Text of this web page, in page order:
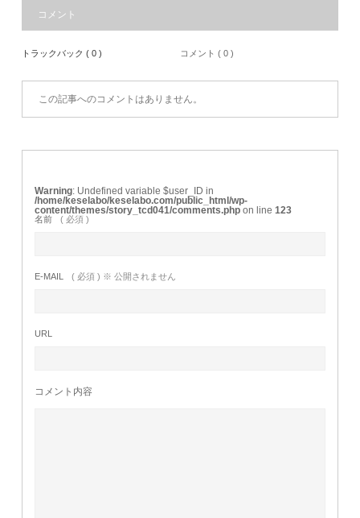
コメント
トラックバック ( 0 ) コメント ( 0 )
この記事へのコメントはありません。
Warning : Undefined variable $user_ID in
/home/keselabo/keselabo.com/public_html/wp-
content/themes/story_tcd041/comments.php on line123
名前 ( 必須 )
E-MAIL ( 必須 ) ※ 公開されません
URL
コメント内容